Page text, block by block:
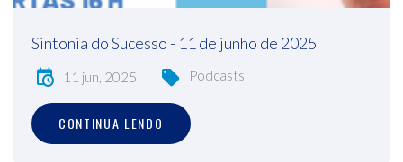
Sintonia do Sucesso - 11 de junho de 2025
11 jun, 2025 Podcasts
CONTINUA LENDO